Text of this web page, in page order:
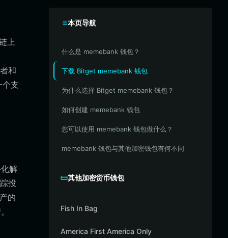
上
和
个支
解
投
的
本页导航
什么是 memebank 钱包？
下载 Bitget memebank 钱包
为什么选择 Bitget memebank 钱包？
如何创建 memebank 钱包
您可以使用 memebank 钱包做什么？
memebank 钱包与其他加密钱包有何不同
其他加密货币钱包
Fish In Bag
America First America Only